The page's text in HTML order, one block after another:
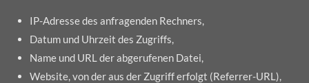
IP-Adresse des anfragenden Rechners,
Datum und Uhrzeit des Zugriffs,
Name und URL der abgerufenen Datei,
Website, von der aus der Zugriff erfolgt (Referrer-URL),